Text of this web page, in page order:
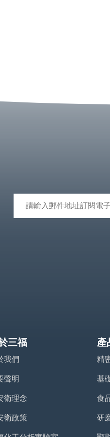
三福
我們
聲明
衛理念
衛政策
產
精
基
食
研